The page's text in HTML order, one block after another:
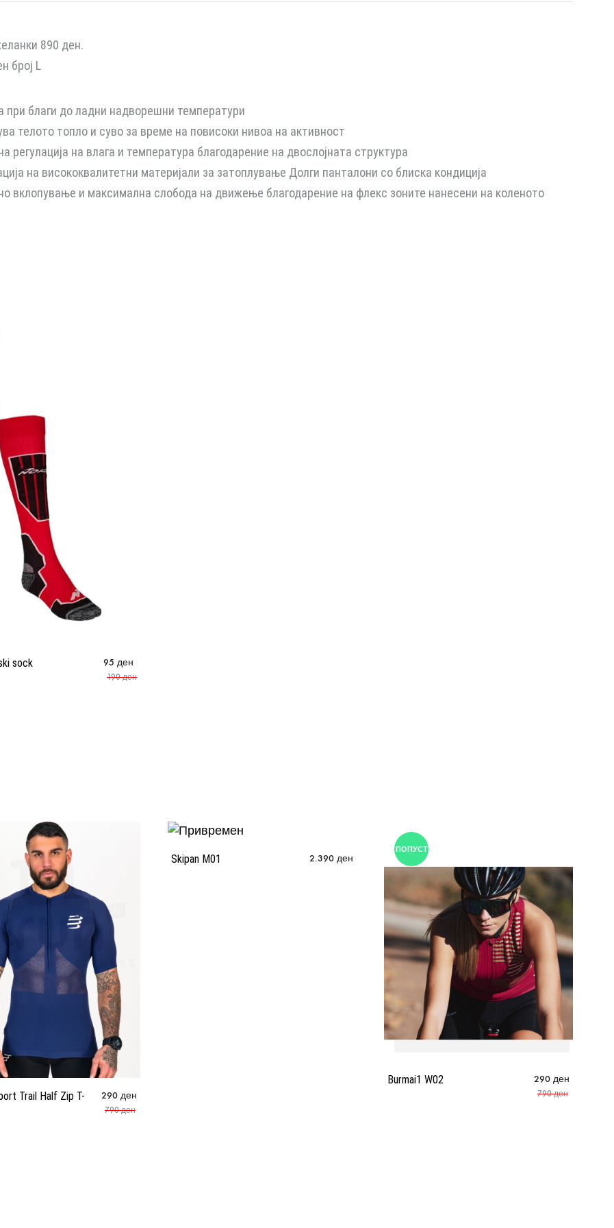
890 ден.
број L
при благи до ладни надворешни температури
телото топло и суво за време на повисоки нивоа на активност
регулација на влага и температура благодарение на двослојната структура
на висококвалитетни материјали за затоплување Долги панталони со блиска кондиција
вклопување и максимална слобода на движење благодарение на флекс зоните нанесени на коленото
sock 95 ден
190ден
Trail Half Zip T-
290 ден
790ден
Skipan M01 2.390 ден
ПОПУСТ
Burmai1 W02 290 ден
790ден